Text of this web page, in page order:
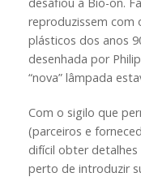
reproduzissem com
plásticos dos anos
desenhada por
“nova” lâmpada
Com o sigilo que
(parceiros e
difícil obter detalhes
perto de introduzir